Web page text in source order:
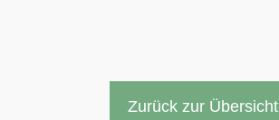
Zurück zur Übersicht